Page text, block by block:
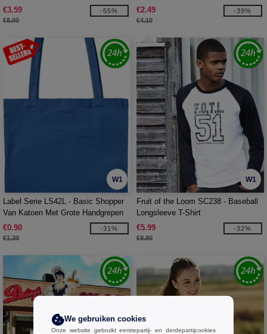
€3.59
€8.00
-55%
€2.49
€4.10
-39%
W1
Label Serie LS42L - Basic Shopper
Van Katoen Met Grote Handgrepen
€0.90
€1.30
-31%
W1
Fruit of the Loom SC238 - Baseball
Longsleeve T-Shirt
€5.99
€8.80
-32%
We gebruiken cookies
Onze website gebruikt eerstepartij- en derdepartijcookies